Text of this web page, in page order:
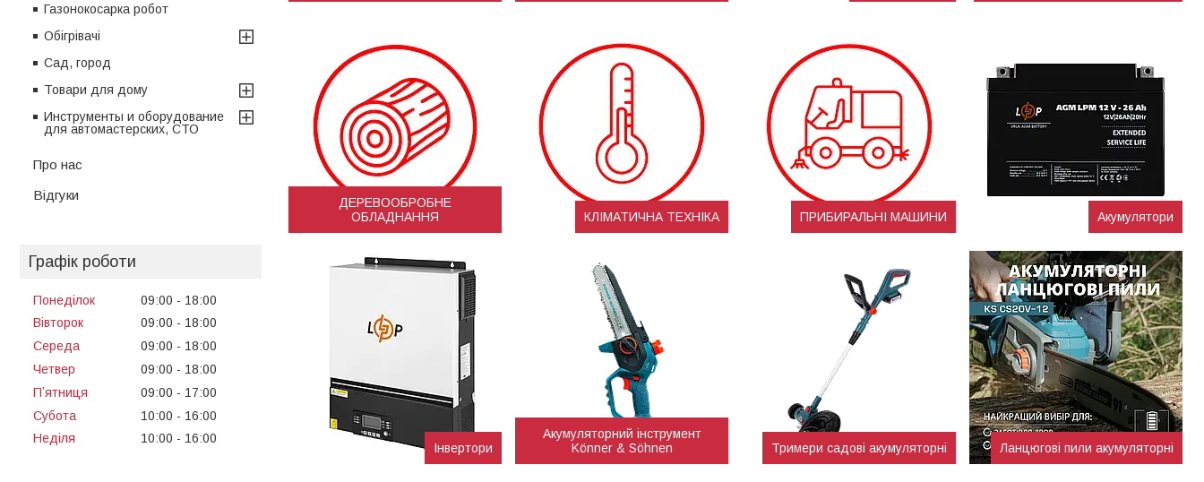
ДЕРЕВООБРОБНЕ
ОБЛАДНАННЯ
КЛІМАТИЧНА ТЕХНІКА ПРИБИРАЛЬНІ МАШИНИ Акумулятори
Інвертори
Акумуляторний інструмент
Könner & Söhnen
Тримери садові акумуляторні Ланцюгові пили акумуляторні
Газонокосарка робот
Обігрівачі
Сад, город
Товари для дому
Инструменты и оборудование
для автомастерских, СТО
Про нас
Відгуки
Графік роботи
Понеділок 09:00
18:00
Вівторок
09:00
18:00
Середа
09:00
18:00
Четвер
09:00
18:00
Пʼятниця
09:00
17:00
Субота
10:00
16:00
Неділя
10:00 16:00